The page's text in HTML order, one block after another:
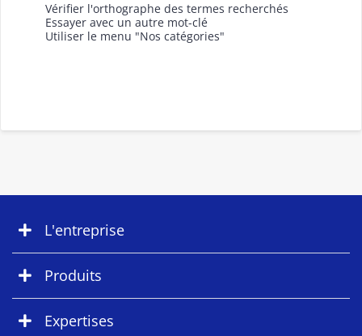
Vérifier l'orthographe des termes recherchés
Essayer avec un autre mot-clé
Utiliser le menu "Nos catégories"
L'entreprise
Produits
Expertises